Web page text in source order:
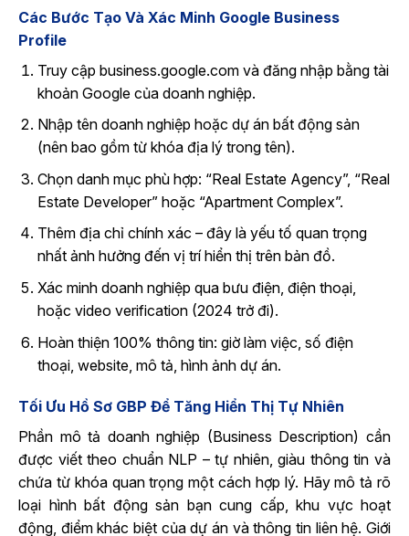
Các Bước Tạo Và Xác Minh Google Business
Profile
Truy cập business.google.com và đăng nhập bằng tài
khoản Google của doanh nghiệp.
Nhập tên doanh nghiệp hoặc dự án bất động sản
(nên bao gồm từ khóa địa lý trong tên).
Chọn danh mục phù hợp: “Real Estate Agency”, “Real
Estate Developer” hoặc “Apartment Complex”.
Thêm địa chỉ chính xác – đây là yếu tố quan trọng
nhất ảnh hưởng đến vị trí hiển thị trên bản đồ.
Xác minh doanh nghiệp qua bưu điện, điện thoại,
hoặc video verification (2024 trở đi).
Hoàn thiện 100% thông tin: giờ làm việc, số điện
thoại, website, mô tả, hình ảnh dự án.
Tối Ưu Hồ Sơ GBP Để Tăng Hiển Thị Tự Nhiên
Phần mô tả doanh nghiệp (Business Description) cần
được viết theo chuẩn NLP – tự nhiên, giàu thông tin và
chứa từ khóa quan trọng một cách hợp lý. Hãy mô tả rõ
loại hình bất động sản bạn cung cấp, khu vực hoạt
động, điểm khác biệt của dự án và thông tin liên hệ. Giới